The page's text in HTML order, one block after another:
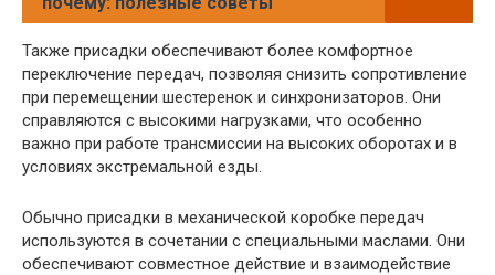
Также присадки обеспечивают более комфортное
переключение передач, позволяя снизить сопротивление
при перемещении шестеренок и синхронизаторов. Они
справляются с высокими нагрузками, что особенно
важно при работе трансмиссии на высоких оборотах и в
условиях экстремальной езды.
Обычно присадки в механической коробке передач
используются в сочетании с специальными маслами. Они
обеспечивают совместное действие и взаимодействие